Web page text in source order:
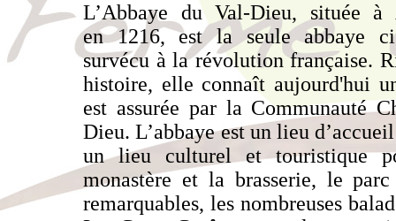
L’Abbaye du Val-Dieu, située
en 1216, est la seule abbaye
survécu à la révolution française.
histoire, elle connaît aujourd'hui
est assurée par la Communauté
Dieu. L’abbaye est un lieu
un lieu culturel et touristique
monastère et la brasserie, le
remarquables, les nombreuses